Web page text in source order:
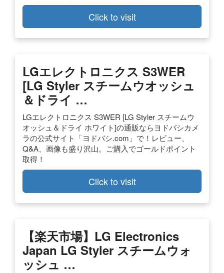
Click to visit
LGエレクトロニクス S3WER
[LG Styler スチームウオッシュ
＆ドライ …
LGエレクトロニクス S3WER [LG Styler スチームウ
オッシュ＆ドライ ホワイト]の通販ならヨドバシカメ
ラの公式サイト「ヨドバシ.com」で！レビュー、
Q&A、画像も盛り沢山。ご購入でゴールドポイント
取得！
Click to visit
【楽天市場】LG Electronics
Japan LG Styler スチームウォ
ッシュ …